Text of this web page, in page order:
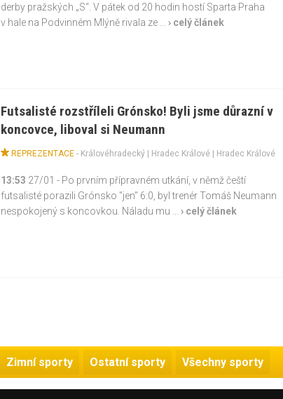
derby pražských „S“. V pátek od 20 hodin hostí Sparta Praha
v hale na Podvinném Mlýně rivala ze ... › celý článek
Futsalisté rozstříleli Grónsko! Byli jsme důrazní v
koncovce, liboval si Neumann
REPREZENTACE - Královéhradecký| Hradec Králové| Hradec Králové
13:53 27/01 - Po prvním přípravném utkání, v němž čeští
futsalisté porazili Grónsko "jen" 6:0, byl trenér Tomáš Neumann
nespokojený s koncovkou. Náladu mu ... › celý článek
Zimní sporty Ostatní sporty Všechny sporty